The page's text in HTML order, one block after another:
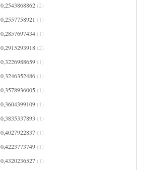
0,2543868862(2)
0,2557758921 (1)
0,2857697434(1)
0,2915293918(2)
0,3226988659(1)
0,3246352486(1)
0,3578936005 (1)
0,3604399109(1)
0,3835337893 (1)
0,4027922837(1)
0,4223773749(1)
0,4320236527(1)